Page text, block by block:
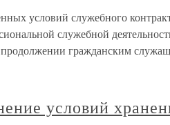
условий служебного
служебной
продолжении гражданским
условий